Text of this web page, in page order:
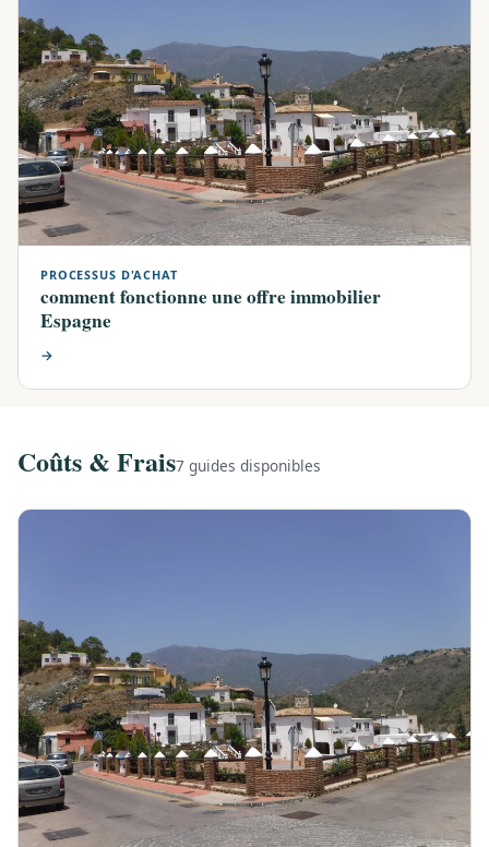
PROCESSUS D'ACHAT
comment fonctionne une offre immobilier
Espagne
→
Coûts & Frais7 guides disponibles